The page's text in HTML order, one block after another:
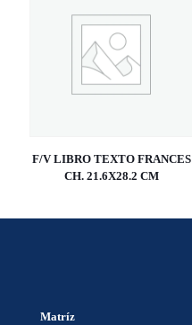
F/V LIBRO TEXTO FRANCES
CH. 21.6X28.2 CM
Matríz